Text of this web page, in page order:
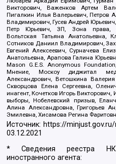
Викторович, Важенков Артем
Пигалкин Илья Валерьевич, Петров
Владимирович, Гусев Андрей
Петр Юрьевич, ЗП, Зона права,
Вольтская Татьяна Анатольевна,
Сотников Даниил Владимирович,
Евгений Алексеевич, Сурначева
Анатольевна, Арапова Галина
Mason G.E.S. Anonymous
Мнение, Москоу диджитал
Александрович, Ветошкина
Скворцова Елена Сергеевна,
инагент, Кочетков Игорь
выборы, Нобелевский призыв,
Алина Александровна, Григорьев
Эмилевна, Хисамова Регина
Источник: https://
03.12.2021
* Сведения реестра
иностранного агента: